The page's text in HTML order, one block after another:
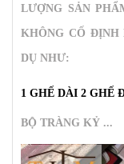
LƯỢNG SẢN
KHÔNG CỐ ĐỊNH
DỤ NHƯ:
1 GHẾ DÀI 2 GHẾ
BỘ TRÀNG KỶ ...